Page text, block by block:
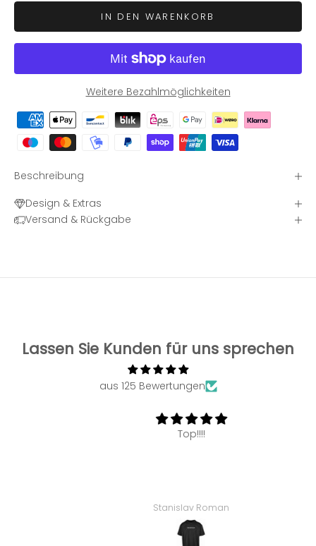
IN DEN WARENKORB
Weitere Bezahlmöglichkeiten
Beschreibung
Design & Extras
Versand & Rückgabe
Lassen Sie Kunden für uns sprechen
aus 125 Bewertungen
Stanislav Roman